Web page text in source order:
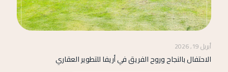
أبريل 19, 2026
الاحتفال بالنجاح وروح الفريق في أريفا للتطوير العقاري